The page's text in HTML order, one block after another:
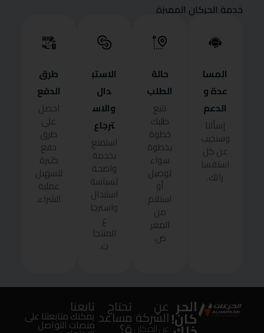
خدمة الحركان المميزة
المسا
عدة و
الدعم
إسألنا
وسنجيب
عن كل
استفسا
راتك.
حالة
الطلب
تتبع
طلبك
خطوة
بخطوة
سواء
توصيل
أو
استلام
من
المعر
ض.
الاستب
دال
والاس
ترجاع
استمتع
بخدمة
واضحة
لسياسة
استبدال
واسترجا
ع
المنتجا
ت.
طرق
الدفع
احصل
على
طرق
دفع
كثيرة
لتسهيل
عملية
الشراء.
الحر
كان!
عن
الشركة
عن الحركان
تحتاج
مساعد
ة؟
تابعنا
يمكنك متابعتنا على
منصات التواصل